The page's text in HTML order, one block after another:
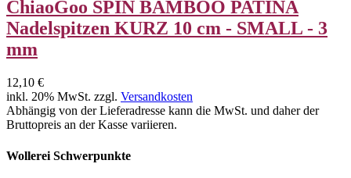
ChiaoGoo SPIN BAMBOO PATINA
Nadelspitzen KURZ 10 cm - SMALL - 3
mm
12,10 €
inkl. 20% MwSt. zzgl. Versandkosten
Abhängig von der Lieferadresse kann die MwSt. und daher der
Bruttopreis an der Kasse variieren.
Wollerei Schwerpunkte